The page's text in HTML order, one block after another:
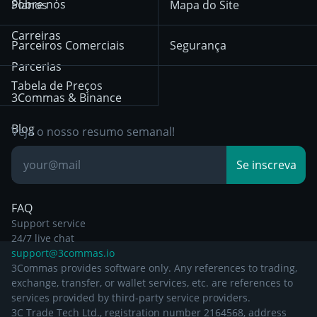
HTX
Bybit
BNB
Trading
Position Trading
Day Trading
Breakout Trading
December 18th 2025
Privacy Notice from
December 29th 2024
Other Legal
Documentation
Sobre nós
Carreiras
Parcerias
3Commas & Binance
Blog
Base de
Conhecimento
FAQ
Planos
Parceiros Comerciais
Tabela de Preços
Mapa do Site
Segurança
Veja o nosso resumo semanal!
Se inscreva
Support service
24/7 live chat
support@3commas.io
3Commas provides software only. Any references to trading,
exchange, transfer, or wallet services, etc. are references to
services provided by third-party service providers.
3C Trade Tech Ltd., registration number 2164568, address